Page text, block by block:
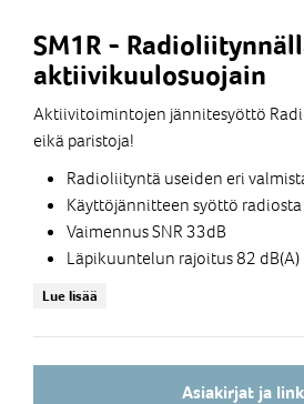
SM1R -
aktiivikuulosuojain
Aktiivitoimintojen jännitesyöttö
eikä paristoja!
Radioliityntä useiden eri
Käyttöjännitteen syöttö radiosta
Vaimennus SNR 33dB
Läpikuuntelun rajoitus 82 dB(A)
Ryhmäkommunikaatio VOX
SENS® Technology - 360'
Aktiivinen puheen korostus ja
Lue lisää
Asiakirjat ja